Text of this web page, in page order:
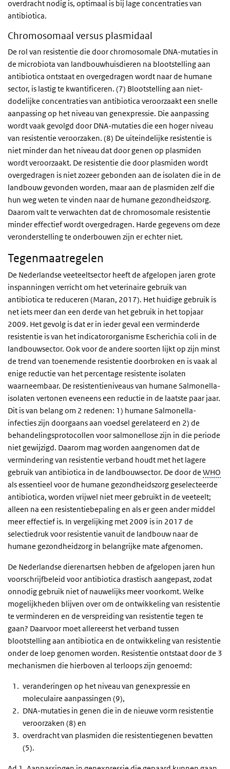
overdracht nodig is, optimaal is bij lage concentraties van
antibiotica.
Chromosomaal versus plasmidaal
De rol van resistentie die door chromosomale DNA-mutaties in
de microbiota van landbouwhuisdieren na blootstelling aan
antibiotica ontstaat en overgedragen wordt naar de humane
sector, is lastig te kwantificeren. (7) Blootstelling aan niet-
dodelijke concentraties van antibiotica veroorzaakt een snelle
aanpassing op het niveau van genexpressie. Die aanpassing
wordt vaak gevolgd door DNA-mutaties die een hoger niveau
van resistentie veroorzaken. (8) De uiteindelijke resistentie is
niet minder dan het niveau dat door genen op plasmiden
wordt veroorzaakt. De resistentie die door plasmiden wordt
overgedragen is niet zozeer gebonden aan de isolaten die in de
landbouw gevonden worden, maar aan de plasmiden zelf die
hun weg weten te vinden naar de humane gezondheidszorg.
Daarom valt te verwachten dat de chromosomale resistentie
minder effectief wordt overgedragen. Harde gegevens om deze
veronderstelling te onderbouwen zijn er echter niet.
Tegenmaatregelen
De Nederlandse veeteeltsector heeft de afgelopen jaren grote
inspanningen verricht om het veterinaire gebruik van
antibiotica te reduceren (Maran, 2017). Het huidige gebruik is
net iets meer dan een derde van het gebruik in het topjaar
2009. Het gevolg is dat er in ieder geval een verminderde
resistentie is van het indicatororganisme Escherichia coli in de
landbouwsector. Ook voor de andere soorten lijkt op zijn minst
de trend van toenemende resistentie doorbroken en is vaak al
enige reductie van het percentage resistente isolaten
waarneembaar. De resistentieniveaus van humane Salmonella-
isolaten vertonen eveneens een reductie in de laatste paar jaar.
Dit is van belang om 2 redenen: 1) humane Salmonella-
infecties zijn doorgaans aan voedsel gerelateerd en 2) de
behandelingsprotocollen voor salmonellose zijn in die periode
niet gewijzigd. Daarom mag worden aangenomen dat de
vermindering van resistentie verband houdt met het lagere
gebruik van antibiotica in de landbouwsector. De door de WHO
als essentieel voor de humane gezondheidszorg geselecteerde
antibiotica, worden vrijwel niet meer gebruikt in de veeteelt;
alleen na een resistentiebepaling en als er geen ander middel
meer effectief is. In vergelijking met 2009 is in 2017 de
selectiedruk voor resistentie vanuit de landbouw naar de
humane gezondheidzorg in belangrijke mate afgenomen.
De Nederlandse dierenartsen hebben de afgelopen jaren hun
voorschrijfbeleid voor antibiotica drastisch aangepast, zodat
onnodig gebruik niet of nauwelijks meer voorkomt. Welke
mogelijkheden blijven over om de ontwikkeling van resistentie
te verminderen en de verspreiding van resistentie tegen te
gaan? Daarvoor moet allereerst het verband tussen
blootstelling aan antibiotica en de ontwikkeling van resistentie
onder de loep genomen worden. Resistentie ontstaat door de 3
mechanismen die hierboven al terloops zijn genoemd:
veranderingen op het niveau van genexpressie en
moleculaire aanpassingen (9),
DNA-mutaties in genen die in de nieuwe vorm resistentie
veroorzaken (8) en
overdracht van plasmiden die resistentiegenen bevatten
(5).